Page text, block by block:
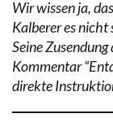
Wir wissen ja,
Kalberer es nicht
Seine
Kommentar
direkte